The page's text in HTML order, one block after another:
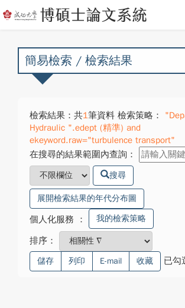
簡易檢索 / 檢索結果
檢索結果：共1筆資料 檢索策略：
Hydraulic ".edept (精準) and
ekeyword.raw="turbulence transport"
在搜尋的結果範圍內查詢：
搜尋
展開檢索結果的年代分布圖
個人化服務 ： 我的檢索策略
排序：
儲存 列印 E-mail 收藏 已勾